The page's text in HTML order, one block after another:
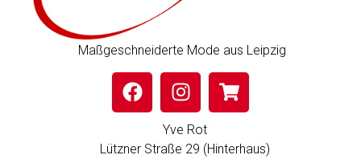
Maßgeschneiderte Mode aus Leipzig
Yve Rot
Lützner Straße 29 (Hinterhaus)